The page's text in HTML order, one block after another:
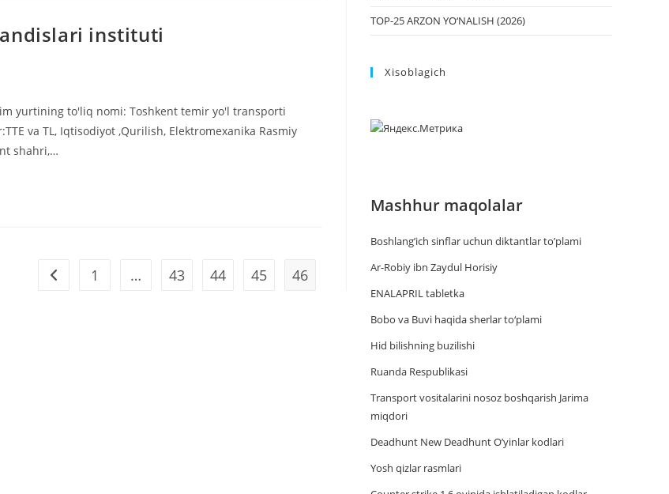
instituti
yurtining to'liq nomi: Toshkent temir yo'l transporti
va TL, Iqtisodiyot ,Qurilish, Elektromexanika Rasmiy
shahri,…
Перейти на предыдущую страницу
1 … 43 44 45 46
TOP-25 ARZON YO‘NALISH (2026)
Xisoblagich
Mashhur maqolalar
Boshlang’ich sinflar uchun diktantlar to’plami
Ar-Robiy ibn Zaydul Horisiy
ENALAPRIL tabletka
Bobo va Buvi haqida sherlar to‘plami
Hid bilishning buzilishi
Ruanda Respublikasi
Trаnsport vositаlаrini nosoz boshqаrish Jаrimа
miqdori
Deadhunt New Deadhunt O’yinlar kodlari
Yosh qizlar rasmlari